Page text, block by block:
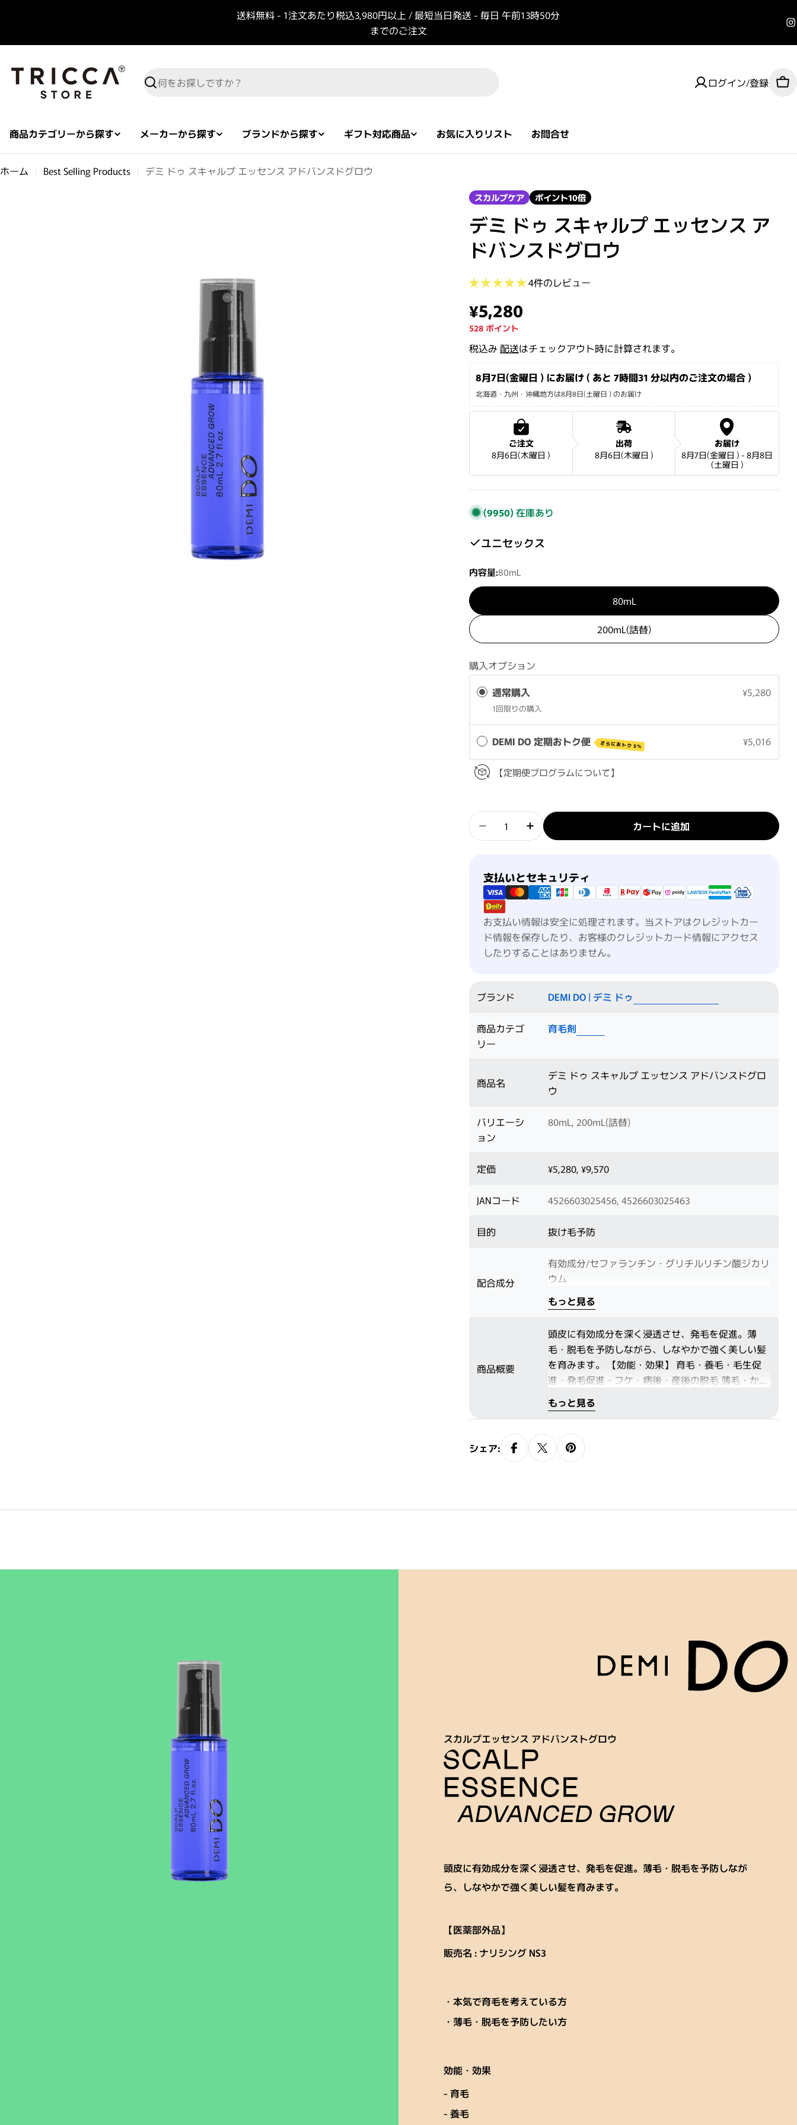
・2〜3問の簡単な問診にお答えく
閉じる
送料無料 - 1注文あたり税込3,980円以上 / 最短当日発送 - 毎日 午前13時50分
までのご注文
検索 ログイン/登録 カ
商品カテゴリーから探す メーカーから探す ブランドから探す ギフト対応商品 お気に入りリスト お問合せ
ホーム Best Selling Products
デミ ドゥ スキャルプ エッセンス アドバンスドグロウ
スカルプケア ポイント10倍
デミ ドゥ スキャルプ エッセンス ア
ドバンスドグロウ
4件のレビュー
通常価格
¥5,280
528 ポイント
税込み配送はチェックアウト時に計算されます。
8月7日(金曜日 ) にお届け ( あと 7時間31 分以内のご注文の場合 )
北海道・九州・沖縄地方は8月8日(土曜日 ) のお届け
ご注文
8月6日(木曜日 )
出荷
8月6日(木曜日 )
お届け
8月7日(金曜日 ) - 8月8日
(土曜日 )
(9950)在庫あり
ユニセックス
内容量:80mL
80mL
200mL(詰替)
購入オプション
通常購入
¥5,280
1回限りの購入
DEMI DO 定期おトク便 さらにおトク 5% ¥5,016
【定期便プログラムについて】
数量
デミ ドゥ スキャルプ エッセンス アドバンスドグロウの数量を減
デミ ドゥ スキャルプ エッセンス アドバンスドグロウ
カートに追加
支払いとセキュリティ
支払い方法
お支払い情報は安全に処理されます。当ストアはクレジットカー
ド情報を保存したり、お客様のクレジットカード情報にアクセス
したりすることはありません。
ブランド DEMI DO | デミ ドゥ
商品カテゴ
リー
育毛剤
商品名
デミ ドゥ スキャルプ エッセンス アドバンスドグロ
ウ
バリエーシ
ョン
80mL, 200mL(詰替)
定価 ¥5,280, ¥9,570
JANコード 4526603025456, 4526603025463
目的 抜け毛予防
配合成分
有効成分/セファランチン・グリチルリチン酸ジカリ
ウム
もっと見る
商品概要
頭皮に有効成分を深く浸透させ、発毛を促進。薄
毛・脱毛を予防しながら、しなやかで強く美しい髪
を育みます。 【効能・効果】 育毛・養毛・毛生促
進・発毛促進・フケ・病後・産後の脱毛 薄毛・かゆ
もっと見る
シェア:
スカルプエッセンス アドバンストグロウ
頭皮に有効成分を深く浸透させ、発毛を促進。薄毛・脱毛を予防しなが
ら、しなやかで強く美しい髪を育みます。
【医薬部外品】
販売名 : ナリシング NS3
・本気で育毛を考えている方
・薄毛・脱毛を予防したい方
効能・効果
- 育毛
- 養毛